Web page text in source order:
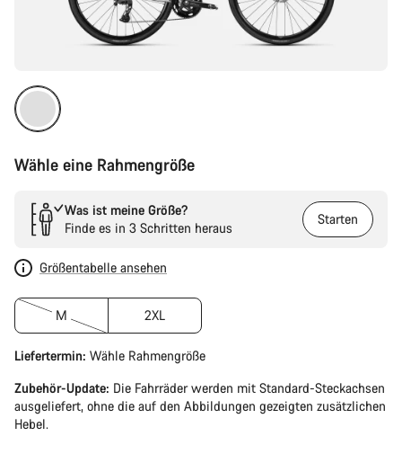
Wähle eine Rahmengröße
Was ist meine Größe?
Finde es in 3 Schritten heraus
Starten
Größentabelle ansehen
M 2XL
Liefertermin: Wähle Rahmengröße
Zubehör-Update: Die Fahrräder werden mit Standard-Steckachsen
ausgeliefert, ohne die auf den Abbildungen gezeigten zusätzlichen
Hebel.